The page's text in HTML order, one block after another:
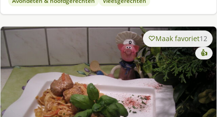
Maak favoriet12
👍